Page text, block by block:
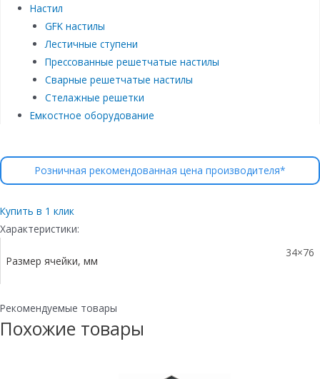
Настил
GFK настилы
Лестичные ступени
Прессованные решетчатые настилы
Сварные решетчатые настилы
Стелажные решетки
Емкостное оборудование
Розничная рекомендованная цена производителя*
Купить в 1 клик
Характеристики:
Размер ячейки, мм
34×76
Рекомендуемые товары
Похожие товары